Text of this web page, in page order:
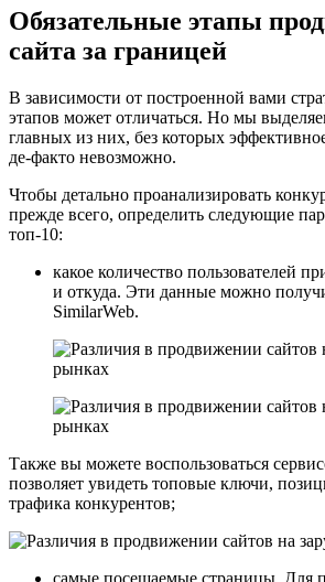
Обязательные этапы
сайта за границей
В зависимости от построенной вами
этапов может отличаться. Но мы
главных из них, без которых
де-факто невозможно.
Чтобы детально проанализировать
прежде всего, определить следующие
топ-10:
какое количество пользователей
и откуда. Эти данные можно
SimilarWeb.
Также вы можете воспользоваться
позволяет увидеть топовые ключи,
трафика конкурентов;
самые посещаемые страницы. Для